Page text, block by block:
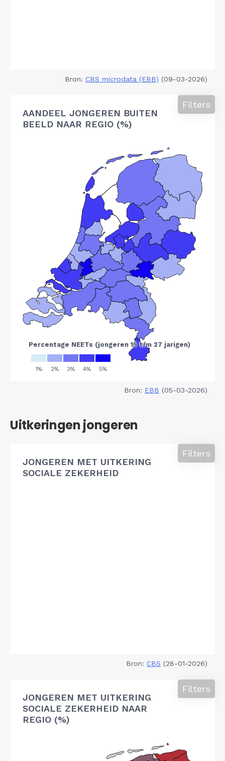
Bron: CBS microdata (EBB) (09-03-2026)
AANDEEL JONGEREN BUITEN
BEELD NAAR REGIO (%)
Filters
Bron: EBB (05-03-2026)
Uitkeringen jongeren
JONGEREN MET UITKERING
SOCIALE ZEKERHEID
Filters
Bron: CBS (28-01-2026)
JONGEREN MET UITKERING
SOCIALE ZEKERHEID NAAR
REGIO (%)
Filters